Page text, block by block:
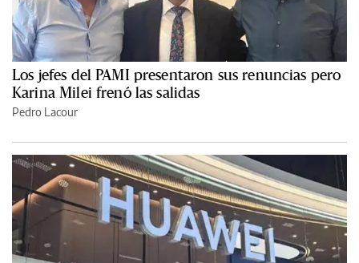
Los jefes del PAMI presentaron sus renuncias pero
Karina Milei frenó las salidas
Pedro Lacour